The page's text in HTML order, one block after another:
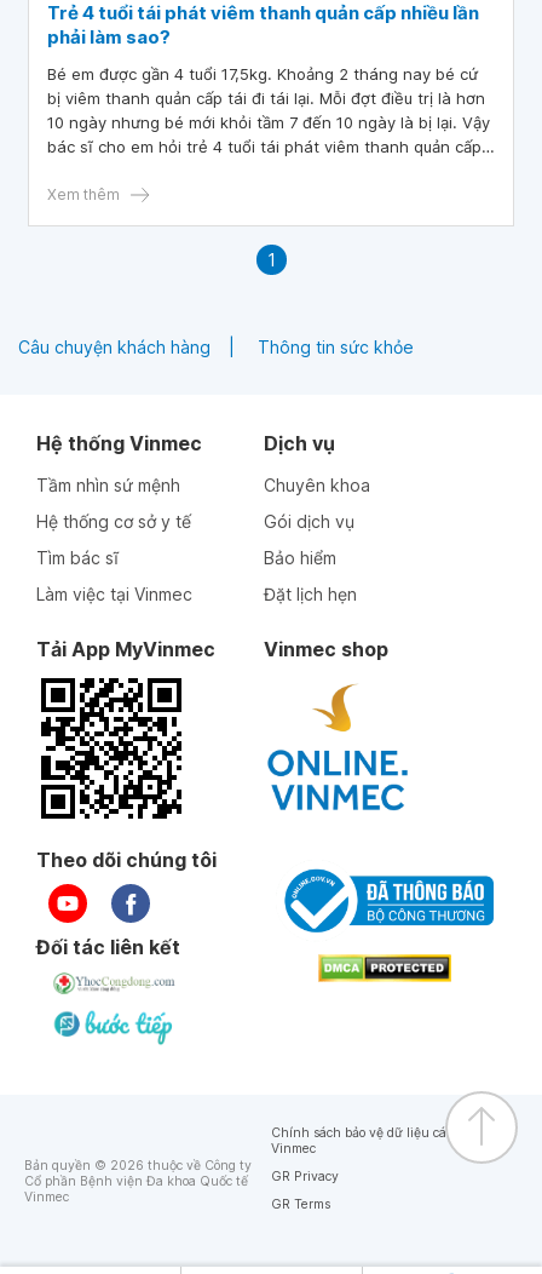
Trẻ 4 tuổi tái phát viêm thanh quản cấp nhiều lần
phải làm sao?
Bé em được gần 4 tuổi 17,5kg. Khoảng 2 tháng nay bé cứ
bị viêm thanh quản cấp tái đi tái lại. Mỗi đợt điều trị là hơn
10 ngày nhưng bé mới khỏi tầm 7 đến 10 ngày là bị lại. Vậy
bác sĩ cho em hỏi trẻ 4 tuổi tái phát viêm thanh quản cấp
Xem thêm
1
Câu chuyện khách hàng Thông tin sức khỏe
Hệ thống Vinmec
Tầm nhìn sứ mệnh
Hệ thống cơ sở y tế
Tìm bác sĩ
Làm việc tại Vinmec
Dịch vụ
Chuyên khoa
Gói dịch vụ
Bảo hiểm
Đặt lịch hẹn
Tải App MyVinmec Vinmec shop
Theo dõi chúng tôi
Đối tác liên kết
Bản quyền © 2026 thuộc về Công ty
Cổ phần Bệnh viện Đa khoa Quốc tế
Vinmec
Chính sách bảo vệ dữ liệu cá nhân của
Vinmec
GR Privacy
GR Terms